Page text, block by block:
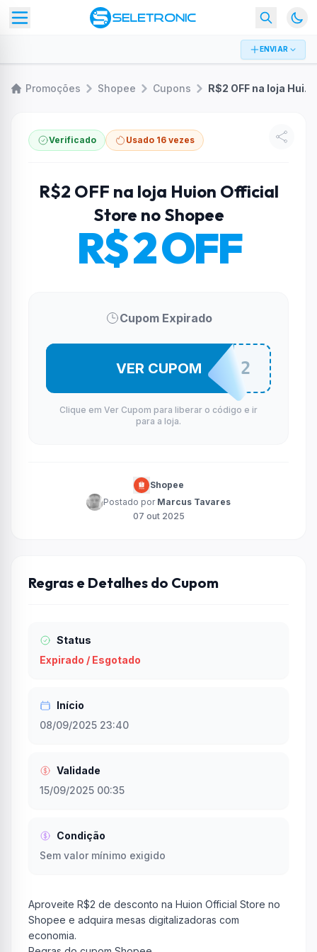
ENVIAR
Promoções Shopee Cupons R$2 OFF na loja Huion Official Store no Shopee
Verificado Usado 16 vezes
R$2 OFF na loja Huion Official
Store no Shopee
R$ 2 OFF
Cupom Expirado
HUIO2
VER CUPOM
Clique em Ver Cupom para liberar o código e ir
para a loja.
Shopee
Postado por Marcus Tavares
07 out 2025
Regras e Detalhes do Cupom
Status
Expirado / Esgotado
Início
08/09/2025 23:40
Validade
15/09/2025 00:35
Condição
Sem valor mínimo exigido
Aproveite R$2 de desconto na Huion Official Store no
Shopee e adquira mesas digitalizadoras com
economia.